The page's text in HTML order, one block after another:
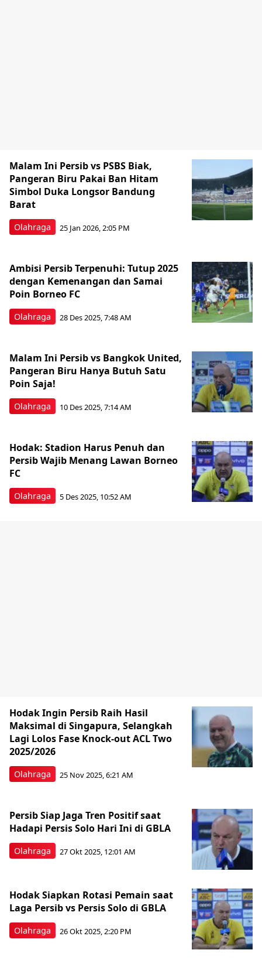
Olahraga
Malam Ini Persib vs PSBS Biak,
Pangeran Biru Pakai Ban Hitam
Simbol Duka Longsor Bandung
Barat
25 Jan 2026, 2:05 PM
Olahraga
Ambisi Persib Terpenuhi: Tutup 2025
dengan Kemenangan dan Samai
Poin Borneo FC
28 Des 2025, 7:48 AM
Olahraga
Malam Ini Persib vs Bangkok United,
Pangeran Biru Hanya Butuh Satu
Poin Saja!
10 Des 2025, 7:14 AM
Olahraga
Hodak: Stadion Harus Penuh dan
Persib Wajib Menang Lawan Borneo
FC
5 Des 2025, 10:52 AM
Olahraga
Hodak Ingin Persib Raih Hasil
Maksimal di Singapura, Selangkah
Lagi Lolos Fase Knock-out ACL Two
2025/2026
25 Nov 2025, 6:21 AM
Olahraga
Persib Siap Jaga Tren Positif saat
Hadapi Persis Solo Hari Ini di GBLA
27 Okt 2025, 12:01 AM
Olahraga
Hodak Siapkan Rotasi Pemain saat
Laga Persib vs Persis Solo di GBLA
26 Okt 2025, 2:20 PM